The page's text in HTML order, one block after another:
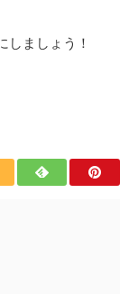
しましょう！